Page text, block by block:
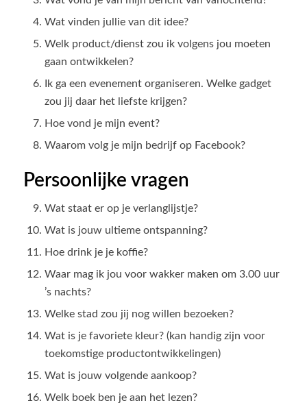
Wat vinden jullie van dit idee?
Welk product/dienst zou ik volgens jou moeten
gaan ontwikkelen?
Ik ga een evenement organiseren. Welke gadget
zou jij daar het liefste krijgen?
Hoe vond je mijn event?
Waarom volg je mijn bedrijf op Facebook?
Persoonlijke vragen
Wat staat er op je verlanglijstje?
Wat is jouw ultieme ontspanning?
Hoe drink je je koffie?
Waar mag ik jou voor wakker maken om 3.00 uur
’s nachts?
Welke stad zou jij nog willen bezoeken?
Wat is je favoriete kleur? (kan handig zijn voor
toekomstige productontwikkelingen)
Wat is jouw volgende aankoop?
Welk boek ben je aan het lezen?